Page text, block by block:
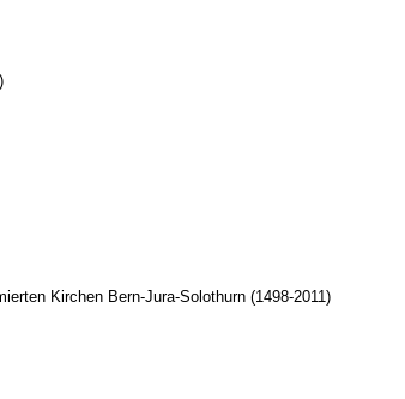
Kirchen Bern-Jura-Solothurn (1498-2011)